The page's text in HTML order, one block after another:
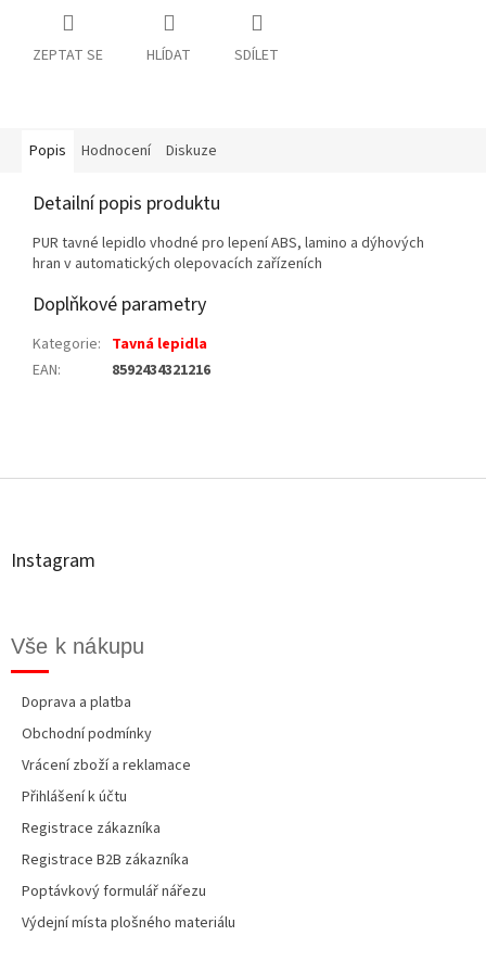
ZEPTAT SE HLÍDAT SDÍLET
Popis Hodnocení Diskuze
Detailní popis produktu
PUR tavné lepidlo vhodné pro lepení ABS, lamino a dýhových
hran v automatických olepovacích zařízeních
Doplňkové parametry
Kategorie: Tavná lepidla
EAN: 8592434321216
á
Instagram
Vše k nákupu
Doprava a platba
Obchodní podmínky
Vrácení zboží a reklamace
Přihlášení k účtu
Registrace zákazníka
Registrace B2B zákazníka
Poptávkový formulář nářezu
Výdejní místa plošného materiálu